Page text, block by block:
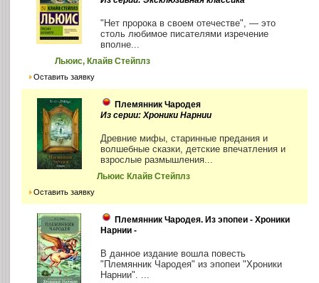
"Нет пророка в своем отечестве", — это
столь любимое писателями изречение
вполне...
Льюис, Клайв Стейплз
Оставить заявку
Племянник Чародея
Из серии: Хроники Нарнии
Древние мифы, старинные предания и
волшебные сказки, детские впечатления и
взрослые размышления...
Льюис Клайв Стейплз
Оставить заявку
Племянник Чародея. Из эпопеи - Хроники
Нарнии -
В данное издание вошла повесть
"Племянник Чародея" из эпопеи "Хроники
Нарнии". ...